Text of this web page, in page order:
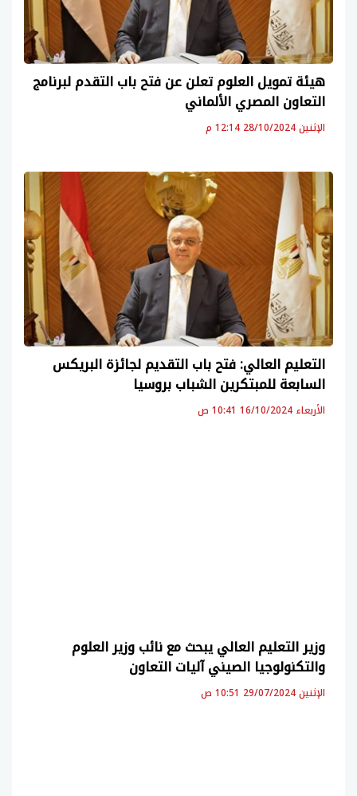
هيئة تمويل العلوم تعلن عن فتح باب التقدم لبرنامج
التعاون المصري الألماني
الإثنين 28/10/2024 12:14 م
التعليم العالي: فتح باب التقديم لجائزة البريكس
السابعة للمبتكرين الشباب بروسيا
الأربعاء 16/10/2024 10:41 ص
وزير التعليم العالي يبحث مع نائب وزير العلوم
والتكنولوجيا الصيني آليات التعاون
الإثنين 29/07/2024 10:51 ص